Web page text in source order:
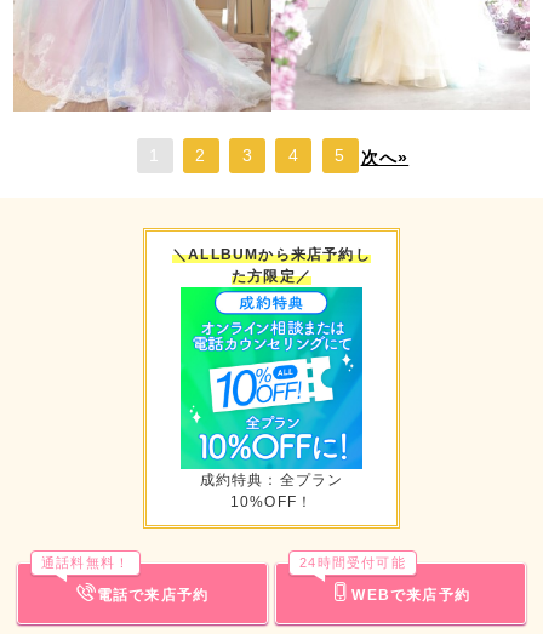
2 3 4 5 次へ»
＼ALLBUMから来店予約し
た方限定／
成約特典：全プラン
10%OFF！
電話で来店予約
通話料無料！
WEBで来店予約
24時間受付可能